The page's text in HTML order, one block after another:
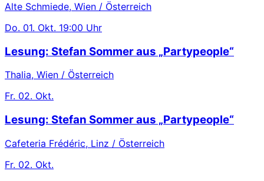
Alte Schmiede, Wien / Österreich
Do. 01. Okt. 19:00 Uhr
Lesung: Stefan Sommer aus „Partypeople“
Thalia, Wien / Österreich
Fr. 02. Okt.
Lesung: Stefan Sommer aus „Partypeople“
Cafeteria Frédéric, Linz / Österreich
Fr. 02. Okt.